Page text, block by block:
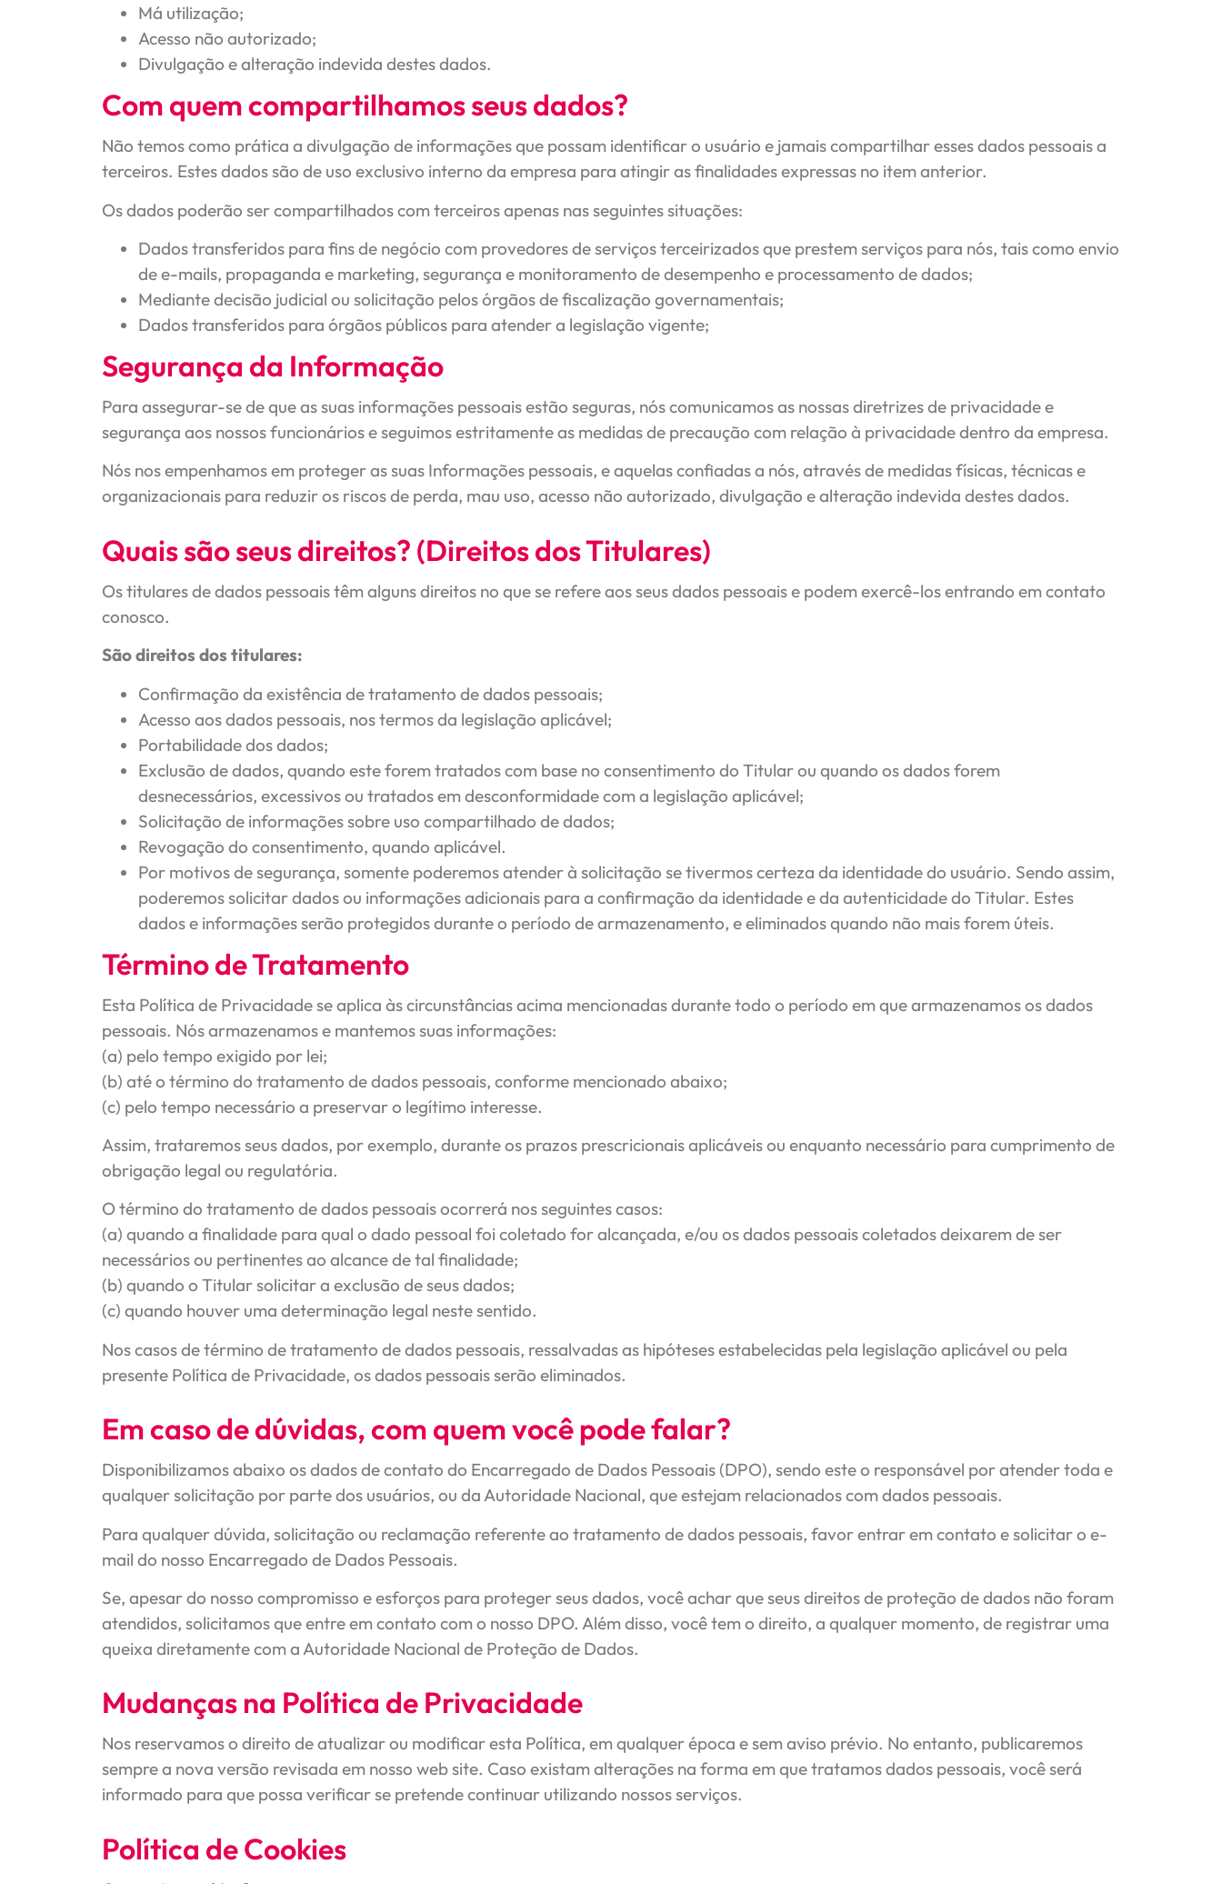
Má utilização;
Acesso não autorizado;
Divulgação e alteração indevida destes dados.
Com quem compartilhamos seus dados?
Não temos como prática a divulgação de informações que possam identificar o usuário e jamais compartilhar esses dados pessoais a
terceiros. Estes dados são de uso exclusivo interno da empresa para atingir as finalidades expressas no item anterior.
Os dados poderão ser compartilhados com terceiros apenas nas seguintes situações:
Dados transferidos para fins de negócio com provedores de serviços terceirizados que prestem serviços para nós, tais como envio
de e-mails, propaganda e marketing, segurança e monitoramento de desempenho e processamento de dados;
Mediante decisão judicial ou solicitação pelos órgãos de fiscalização governamentais;
Dados transferidos para órgãos públicos para atender a legislação vigente;
Segurança da Informação
Para assegurar-se de que as suas informações pessoais estão seguras, nós comunicamos as nossas diretrizes de privacidade e
segurança aos nossos funcionários e seguimos estritamente as medidas de precaução com relação à privacidade dentro da empresa.
Nós nos empenhamos em proteger as suas Informações pessoais, e aquelas confiadas a nós, através de medidas físicas, técnicas e
organizacionais para reduzir os riscos de perda, mau uso, acesso não autorizado, divulgação e alteração indevida destes dados.
Quais são seus direitos? (Direitos dos Titulares)
Os titulares de dados pessoais têm alguns direitos no que se refere aos seus dados pessoais e podem exercê-los entrando em contato
conosco.
São direitos dos titulares:
Confirmação da existência de tratamento de dados pessoais;
Acesso aos dados pessoais, nos termos da legislação aplicável;
Portabilidade dos dados;
Exclusão de dados, quando este forem tratados com base no consentimento do Titular ou quando os dados forem
desnecessários, excessivos ou tratados em desconformidade com a legislação aplicável;
Solicitação de informações sobre uso compartilhado de dados;
Revogação do consentimento, quando aplicável.
Por motivos de segurança, somente poderemos atender à solicitação se tivermos certeza da identidade do usuário. Sendo assim,
poderemos solicitar dados ou informações adicionais para a confirmação da identidade e da autenticidade do Titular. Estes
dados e informações serão protegidos durante o período de armazenamento, e eliminados quando não mais forem úteis.
Término de Tratamento
Esta Política de Privacidade se aplica às circunstâncias acima mencionadas durante todo o período em que armazenamos os dados
pessoais. Nós armazenamos e mantemos suas informações:
(a) pelo tempo exigido por lei;
(b) até o término do tratamento de dados pessoais, conforme mencionado abaixo;
(c) pelo tempo necessário a preservar o legítimo interesse.
Assim, trataremos seus dados, por exemplo, durante os prazos prescricionais aplicáveis ou enquanto necessário para cumprimento de
obrigação legal ou regulatória.
O término do tratamento de dados pessoais ocorrerá nos seguintes casos:
(a) quando a finalidade para qual o dado pessoal foi coletado for alcançada, e/ou os dados pessoais coletados deixarem de ser
necessários ou pertinentes ao alcance de tal finalidade;
(b) quando o Titular solicitar a exclusão de seus dados;
(c) quando houver uma determinação legal neste sentido.
Nos casos de término de tratamento de dados pessoais, ressalvadas as hipóteses estabelecidas pela legislação aplicável ou pela
presente Política de Privacidade, os dados pessoais serão eliminados.
Em caso de dúvidas, com quem você pode falar?
Disponibilizamos abaixo os dados de contato do Encarregado de Dados Pessoais (DPO), sendo este o responsável por atender toda e
qualquer solicitação por parte dos usuários, ou da Autoridade Nacional, que estejam relacionados com dados pessoais.
Para qualquer dúvida, solicitação ou reclamação referente ao tratamento de dados pessoais, favor entrar em contato e solicitar o e-
mail do nosso Encarregado de Dados Pessoais.
Se, apesar do nosso compromisso e esforços para proteger seus dados, você achar que seus direitos de proteção de dados não foram
atendidos, solicitamos que entre em contato com o nosso DPO. Além disso, você tem o direito, a qualquer momento, de registrar uma
queixa diretamente com a Autoridade Nacional de Proteção de Dados.
Mudanças na Política de Privacidade
Nos reservamos o direito de atualizar ou modificar esta Política, em qualquer época e sem aviso prévio. No entanto, publicaremos
sempre a nova versão revisada em nosso web site. Caso existam alterações na forma em que tratamos dados pessoais, você será
informado para que possa verificar se pretende continuar utilizando nossos serviços.
Política de Cookies